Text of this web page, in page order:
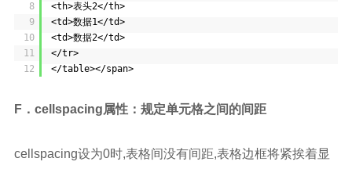
8
9
10
11
12
<th>表头2</th>
<td>数据1</td>
<td>数据2</td>
</tr>
</table></span>
F．cellspacing属性：规定单元格之间的间距
cellspacing设为0时,表格间没有间距,表格边框将紧挨着显